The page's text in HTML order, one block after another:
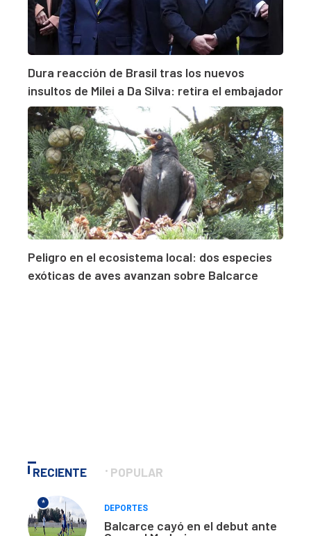
Dura reacción de Brasil tras los nuevos
insultos de Milei a Da Silva: retira el embajador
Peligro en el ecosistema local: dos especies
exóticas de aves avanzan sobre Balcarce
RECIENTE POPULAR
*
DEPORTES
Balcarce cayó en el debut ante